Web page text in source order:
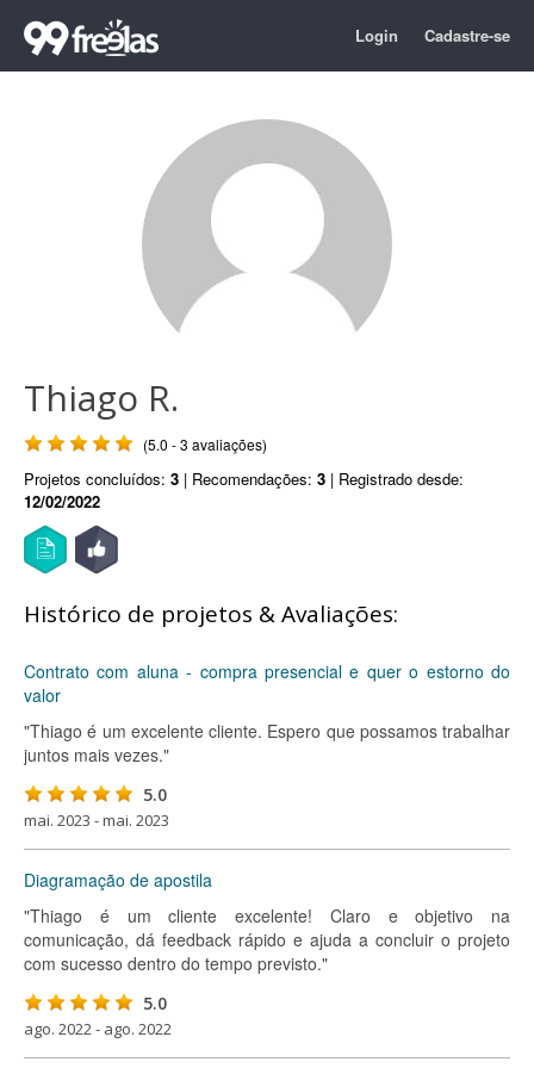
Login Cadastre-se
Thiago R.
(5.0 - 3 avaliações)
Projetos concluídos: 3 | Recomendações: 3 | Registrado desde:
12/02/2022
Histórico de projetos & Avaliações:
Contrato com aluna - compra presencial e quer o estorno do
valor
"Thiago é um excelente cliente. Espero que possamos trabalhar
juntos mais vezes."
5.0
mai. 2023 - mai. 2023
Diagramação de apostila
"Thiago é um cliente excelente! Claro e objetivo na
comunicação, dá feedback rápido e ajuda a concluir o projeto
com sucesso dentro do tempo previsto."
5.0
ago. 2022 - ago. 2022